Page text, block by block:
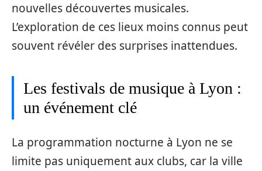
nouvelles découvertes musicales.
L’exploration de ces lieux moins connus peut
souvent révéler des surprises inattendues.
Les festivals de musique à Lyon :
un événement clé
La programmation nocturne à Lyon ne se
limite pas uniquement aux clubs, car la ville